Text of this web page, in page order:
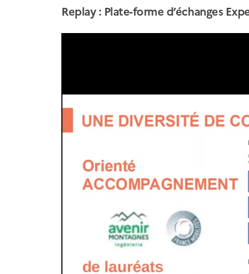
Replay : Plate-forme d’échanges